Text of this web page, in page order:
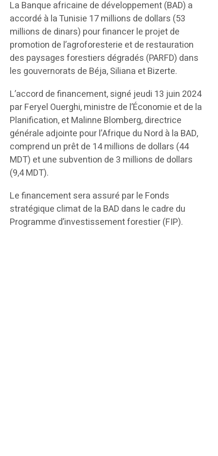
La Banque africaine de développement (BAD) a
accordé à la Tunisie 17 millions de dollars (53
millions de dinars) pour financer le projet de
promotion de l’agroforesterie et de restauration
des paysages forestiers dégradés (PARFD) dans
les gouvernorats de Béja, Siliana et Bizerte.
L’accord de financement, signé jeudi 13 juin 2024
par Feryel Ouerghi, ministre de l’Économie et de la
Planification, et Malinne Blomberg, directrice
générale adjointe pour l’Afrique du Nord à la BAD,
comprend un prêt de 14 millions de dollars (44
MDT) et une subvention de 3 millions de dollars
(9,4 MDT).
Le financement sera assuré par le Fonds
stratégique climat de la BAD dans le cadre du
Programme d’investissement forestier (FIP).